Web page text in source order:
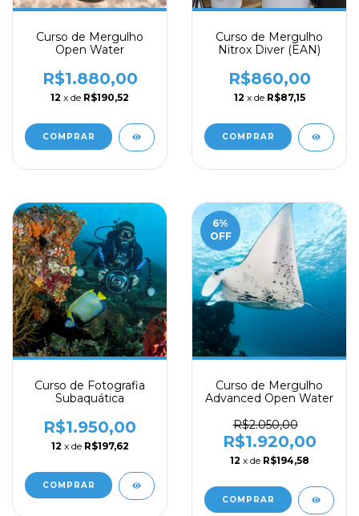
Curso de Mergulho
Open Water
R$1.880,00
12 x de R$190,52
Curso de Mergulho
Nitrox Diver (EAN)
R$860,00
12 x de R$87,15
Curso de Fotografia
Subaquática
R$1.950,00
12 x de R$197,62
6%
OFF
Curso de Mergulho
Advanced Open Water
R$2.050,00
R$1.920,00
12 x de R$194,58